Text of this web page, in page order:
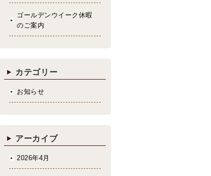
ゴールデンウイーク休暇
のご案内
カテゴリー
お知らせ
アーカイブ
2026年4月